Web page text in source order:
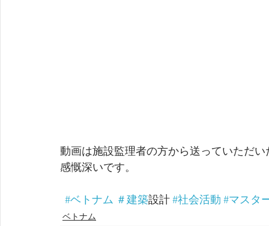
動画は施設監理者の方から送っていただい
感慨深いです。
#ベトナム ＃建築設計 #社会活動 #マスタ
ベトナム